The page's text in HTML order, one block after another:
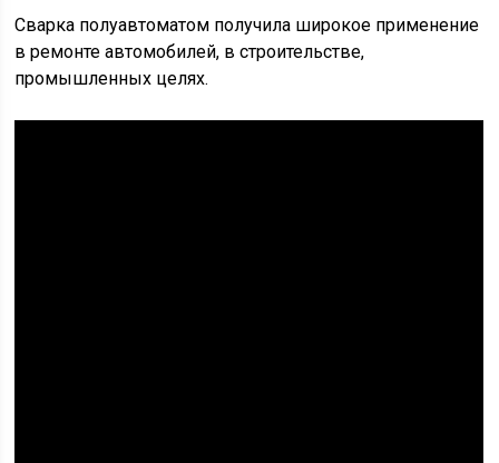
Сварка полуавтоматом получила широкое применение
в ремонте автомобилей, в строительстве,
промышленных целях.